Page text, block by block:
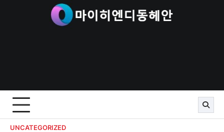
UNCATEGORIZED